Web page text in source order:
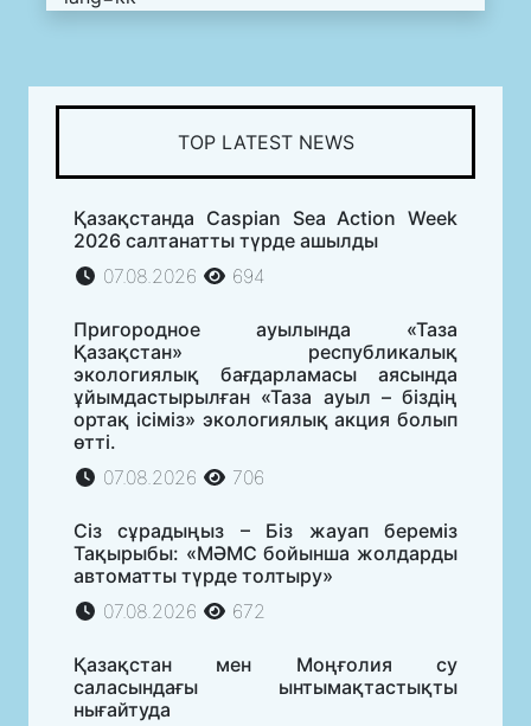
TOP LATEST NEWS
Қазақстанда Caspian Sea Action Week
2026 салтанатты түрде ашылды
07.08.2026
694
Пригородное ауылында «Таза
Қазақстан» республикалық
экологиялық бағдарламасы аясында
ұйымдастырылған «Таза ауыл – біздің
ортақ ісіміз» экологиялық акция болып
өтті.
07.08.2026
706
Сіз сұрадыңыз – Біз жауап береміз
Тақырыбы: «МӘМС бойынша жолдарды
автоматты түрде толтыру»
07.08.2026
672
Қазақстан мен Моңғолия су
саласындағы ынтымақтастықты
нығайтуда